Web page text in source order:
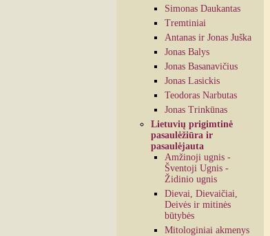
Simonas Daukantas
Tremtiniai
Antanas ir Jonas Juška
Jonas Balys
Jonas Basanavičius
Jonas Lasickis
Teodoras Narbutas
Jonas Trinkūnas
Lietuvių prigimtinė
pasaulėžiūra ir
pasaulėjauta
Amžinoji ugnis -
Šventoji Ugnis -
Židinio ugnis
Dievai, Dievaičiai,
Deivės ir mitinės
būtybės
Mitologiniai akmenys